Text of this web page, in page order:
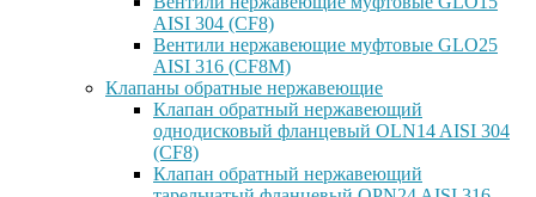
AISI 304 (CF8)
Вентили нержавеющие муфтовые GLO25
AISI 316 (CF8M)
Клапаны обратные нержавеющие
Клапан обратный нержавеющий
однодисковый фланцевый OLN14 AISI 304
(CF8)
Клапан обратный нержавеющий